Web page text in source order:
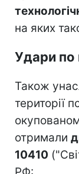
на яких
Удари
Також
території
отримали
10410